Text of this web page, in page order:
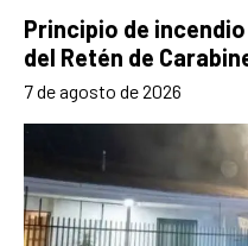
Principio de
del Retén de
7 de agosto de 2026